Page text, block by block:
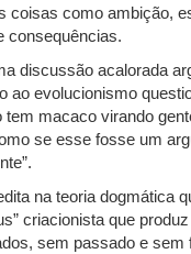
coisas como ambição,
consequências.
discussão acalorada
ao evolucionismo
tem macaco virando
se esse fosse um
na teoria dogmática
criacionista que
sem passado e